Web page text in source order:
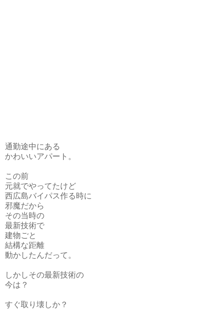
通勤途中にある
かわいいアパート。
この前
元就でやってたけど
西広島バイパス作る時に
邪魔だから
その当時の
最新技術で
建物ごと
結構な距離
動かしたんだって。
しかしその最新技術の
今は？
すぐ取り壊しか？